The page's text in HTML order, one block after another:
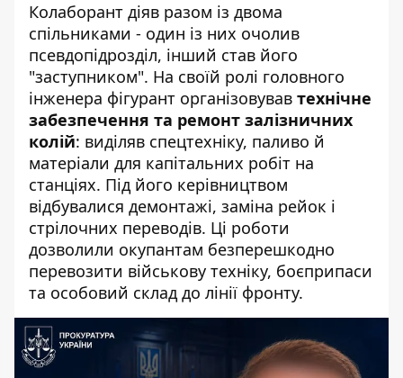
Колаборант діяв разом із двома
спільниками - один із них очолив
псевдопідрозділ, інший став його
"заступником". На своїй ролі головного
інженера фігурант організовував технічне
забезпечення та ремонт залізничних
колій: виділяв спецтехніку, паливо й
матеріали для капітальних робіт на
станціях. Під його керівництвом
відбувалися демонтажі, заміна рейок і
стрілочних переводів. Ці роботи
дозволили окупантам безперешкодно
перевозити військову техніку, боєприпаси
та особовий склад до лінії фронту.